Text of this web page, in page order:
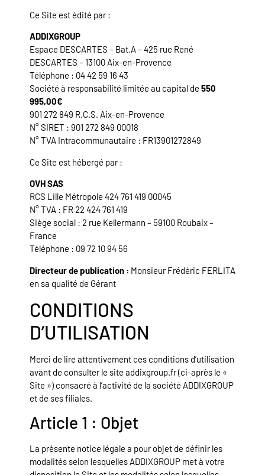
Ce Site est édité par :
ADDIXGROUP
Espace DESCARTES – Bat.A – 425 rue René
DESCARTES – 13100 Aix-en-Provence
Téléphone : 04 42 59 16 43
Société à responsabilité limitée au capital de 550
995,00€
901 272 849 R.C.S. Aix-en-Provence
N° SIRET : 901 272 849 00018
N° TVA Intracommunautaire : FR13901272849
Ce Site est hébergé par :
OVH SAS
RCS Lille Métropole 424 761 419 00045
N° TVA : FR 22 424 761 419
Siège social : 2 rue Kellermann – 59100 Roubaix –
France
Téléphone : 09 72 10 94 56
Directeur de publication : Monsieur Frédéric FERLITA
en sa qualité de Gérant
CONDITIONS
D’UTILISATION
Merci de lire attentivement ces conditions d’utilisation
avant de consulter le site addixgroup.fr (ci-après le «
Site ») consacré à l’activité de la société ADDIXGROUP
et de ses filiales.
Article 1 : Objet
La présente notice légale a pour objet de définir les
modalités selon lesquelles ADDIXGROUP met à votre